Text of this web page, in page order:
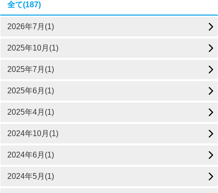
全て(187)
2026年7月(1)
2025年10月(1)
2025年7月(1)
2025年6月(1)
2025年4月(1)
2024年10月(1)
2024年6月(1)
2024年5月(1)